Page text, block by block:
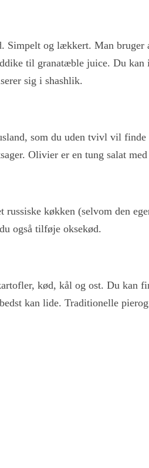
Simpelt og lækkert. Man
til granatæble juice. Du kan
sig i shashlik.
som du uden tvivl vil
Olivier er en tung salat
russiske køkken (selvom den
også tilføje oksekød.
kød, kål og ost. Du kan
kan lide. Traditionelle